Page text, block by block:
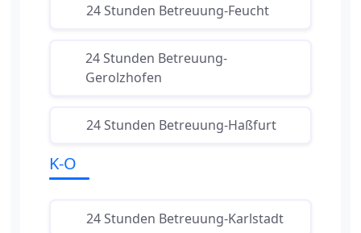
24 Stunden Betreuung-Feucht
24 Stunden Betreuung-
Gerolzhofen
24 Stunden Betreuung-Haßfurt
K-O
24 Stunden Betreuung-Karlstadt